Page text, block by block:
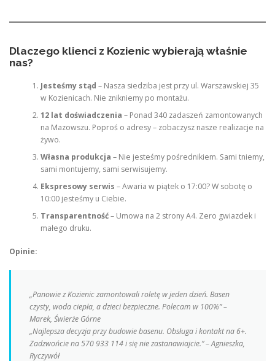
Dlaczego klienci z Kozienic wybierają właśnie
nas?
Jesteśmy stąd – Nasza siedziba jest przy ul. Warszawskiej 35
w Kozienicach. Nie znikniemy po montażu.
12 lat doświadczenia – Ponad 340 zadaszeń zamontowanych
na Mazowszu. Poproś o adresy – zobaczysz nasze realizacje na
żywo.
Własna produkcja – Nie jesteśmy pośrednikiem. Sami tniemy,
sami montujemy, sami serwisujemy.
Ekspresowy serwis – Awaria w piątek o 17:00? W sobotę o
10:00 jesteśmy u Ciebie.
Transparentność– Umowa na 2 strony A4. Zero gwiazdek i
małego druku.
Opinie:
„Panowie z Kozienic zamontowali roletę w jeden dzień. Basen
czysty, woda ciepła, a dzieci bezpieczne. Polecam w 100%” –
Marek, Świerże Górne
„Najlepsza decyzja przy budowie basenu. Obsługa i kontakt na 6+.
Zadzwońcie na 570 933 114 i się nie zastanawiajcie.” – Agnieszka,
Ryczywół